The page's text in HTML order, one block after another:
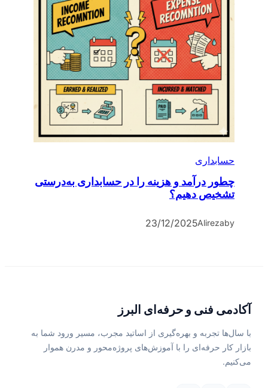
حسابداری
چطور درآمد و هزینه را در حسابداری به‌درستی
تشخیص دهیم؟
by
Alireza
23/12/2025
آکادمی فنی و حرفه‌ای البرز
با سال‌ها تجربه و بهره‌گیری از اساتید مجرب، مسیر ورود شما به
بازار کار حرفه‌ای را با آموزش‌های پروژه‌محور و مدرن هموار
می‌کنیم.